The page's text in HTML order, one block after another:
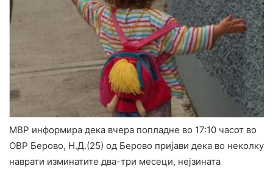
МВР информира дека вчера попладне во 17:10 часот во
ОВР Берово, Н.Д.(25) од Берово пријави дека во неколку
наврати изминатите два-три месеци, нејзината